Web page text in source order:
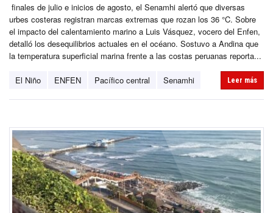
finales de julio e inicios de agosto, el Senamhi alertó que diversas
urbes costeras registran marcas extremas que rozan los 36 °C. Sobre
el impacto del calentamiento marino a Luis Vásquez, vocero del Enfen,
detalló los desequilibrios actuales en el océano. Sostuvo a Andina que
la temperatura superficial marina frente a las costas peruanas reporta...
El Niño ENFEN Pacífico central Senamhi Leer más